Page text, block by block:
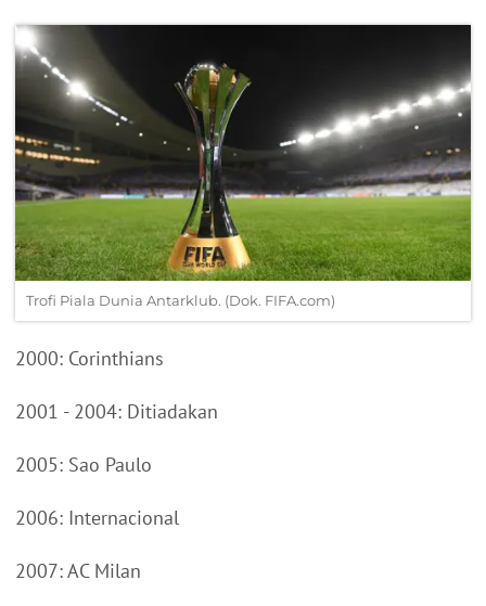
Trofi Piala Dunia Antarklub. (Dok. FIFA.com)
2000: Corinthians
2001 - 2004: Ditiadakan
2005: Sao Paulo
2006: Internacional
2007: AC Milan